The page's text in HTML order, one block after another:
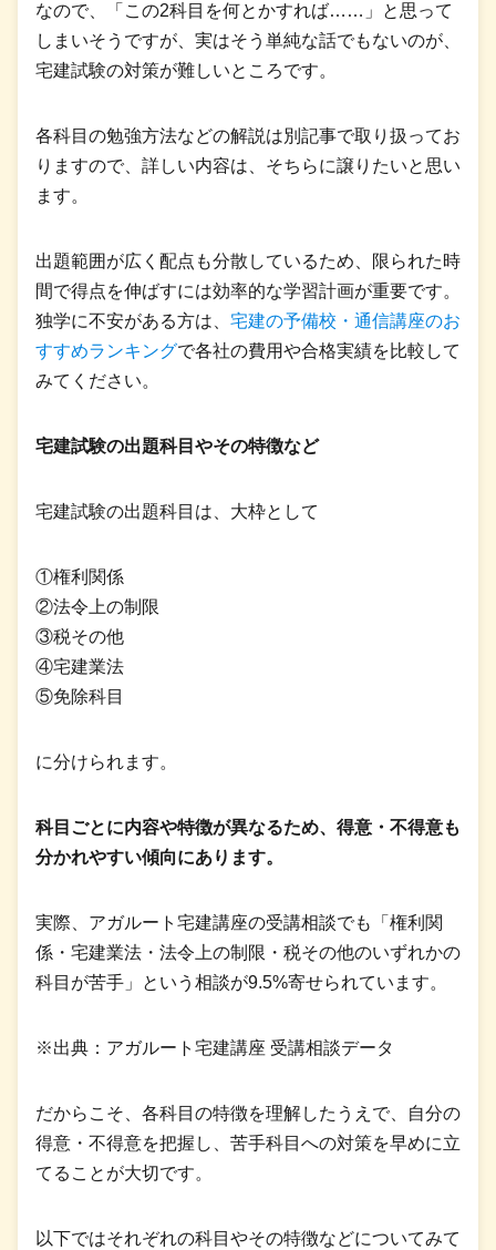
なので、「この2科目を何とかすれば……」と思って
しまいそうですが、実はそう単純な話でもないのが、
宅建試験の対策が難しいところです。
各科目の勉強方法などの解説は別記事で取り扱ってお
りますので、詳しい内容は、そちらに譲りたいと思い
ます。
出題範囲が広く配点も分散しているため、限られた時
間で得点を伸ばすには効率的な学習計画が重要です。
独学に不安がある方は、 宅建の予備校・通信講座のお
すすめランキングで各社の費用や合格実績を比較して
みてください。
宅建試験の出題科目やその特徴など
宅建試験の出題科目は、大枠として
①権利関係
②法令上の制限
③税その他
④宅建業法
⑤免除科目
に分けられます。
科目ごとに内容や特徴が異なるため、得意・不得意も
分かれやすい傾向にあります。
実際、アガルート宅建講座の受講相談でも「権利関
係・宅建業法・法令上の制限・税その他のいずれかの
科目が苦手」という相談が9.5%寄せられています。
※出典：アガルート宅建講座 受講相談データ
だからこそ、各科目の特徴を理解したうえで、自分の
得意・不得意を把握し、苦手科目への対策を早めに立
てることが大切です。
以下ではそれぞれの科目やその特徴などについてみて